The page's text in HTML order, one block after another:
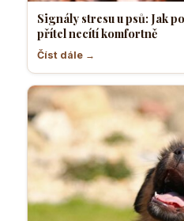
Signály stresu u psů: Jak
přítel necítí komfortně
Číst dále →